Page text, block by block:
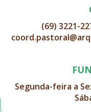
(69) 3221-
Segunda-feira a